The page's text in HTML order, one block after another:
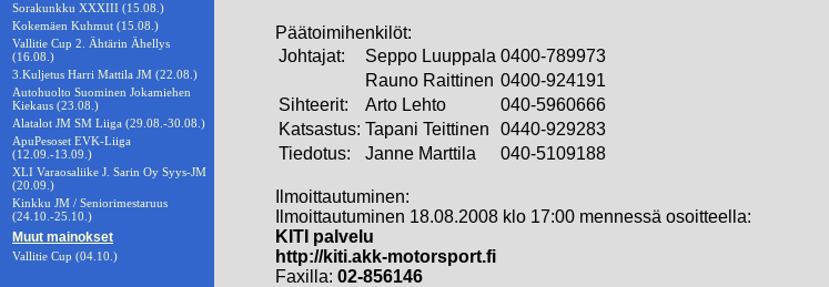
Sorakunkku XXXIII (15.08.)
Kokemäen Kuhmut (15.08.)
Vallitie Cup 2. Ähtärin Ähellys
(16.08.)
3.Kuljetus Harri Mattila JM (22.08.)
Autohuolto Suominen Jokamiehen
Kiekaus (23.08.)
Alatalot JM SM Liiga (29.08.-30.08.)
ApuPesoset EVK-Liiga
(12.09.-13.09.)
XLI Varaosaliike J. Sarin Oy Syys-JM
(20.09.)
Kinkku JM / Seniorimestaruus
(24.10.-25.10.)
Muut mainokset
Vallitie Cup (04.10.)
Päätoimihenkilöt:
Johtajat:
Seppo Luuppala 0400-789973
Rauno Raittinen 0400-924191
Sihteerit:
Arto Lehto
040-5960666
Katsastus: Tapani Teittinen
0440-929283
Tiedotus:
Janne Marttila 040-5109188
Ilmoittautuminen:
Ilmoittautuminen 18.08.2008 klo 17:00 mennessä osoitteella:
KITI palvelu
http://kiti.akk-motorsport.fi
Faxilla: 02-856146